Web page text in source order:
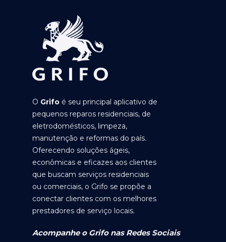
O Grifo é seu principal aplicativo de
pequenos reparos residenciais, de
eletrodomésticos, limpeza,
manutenção e reformas do país.
Oferecendo soluções ágeis,
econômicas e eficazes aos clientes
que buscam serviços residenciais
ou comerciais, o Grifo se propõe a
conectar clientes com os melhores
prestadores de serviço locais.
Acompanhe o Grifo nas Redes Sociais